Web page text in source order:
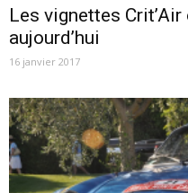
Les vignettes
aujourd’hui
16 janvier 2017